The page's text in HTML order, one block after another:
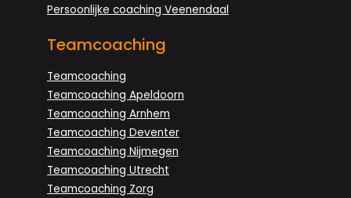
Persoonlijke coaching Veenendaal
Teamcoaching
Teamcoaching
Teamcoaching Apeldoorn
Teamcoaching Arnhem
Teamcoaching Deventer
Teamcoaching Nijmegen
Teamcoaching Utrecht
Teamcoaching Zorg